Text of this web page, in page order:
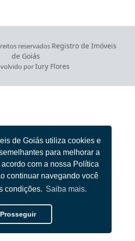
de Goiás utiliza cookies e
para melhorar a
com a nossa Política
continuar navegando você
condições. Saiba mais.
Prosseguir
reservados Registro de Imóveis
de Goiás
porIury Flores